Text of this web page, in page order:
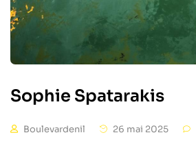
Sophie Spatarakis
Boulevardenil 26 mai 2025